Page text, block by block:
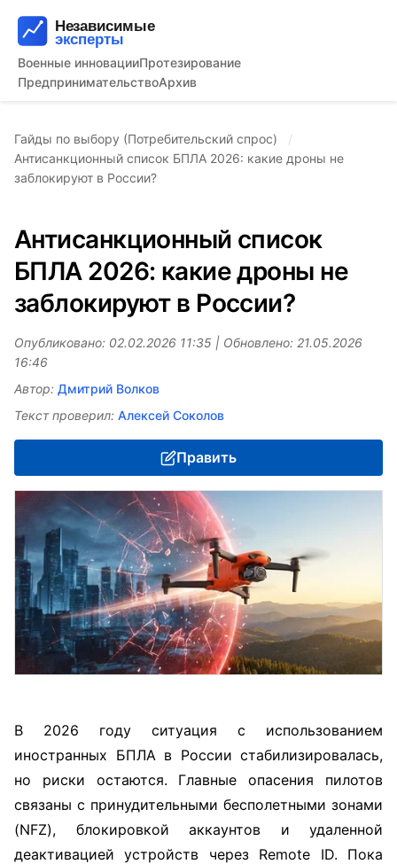
Военные инновацииПротезирование
ПредпринимательствоАрхив
Гайды по выбору (Потребительский спрос)
Антисанкционный список БПЛА 2026: какие дроны не
заблокируют в России?
Антисанкционный список
БПЛА 2026: какие дроны не
заблокируют в России?
Опубликовано: 02.02.2026 11:35 | Обновлено: 21.05.2026
16:46
Автор: Дмитрий Волков
Текст проверил: Алексей Соколов
Править
В 2026 году ситуация с использованием
иностранных БПЛА в России стабилизировалась,
но риски остаются. Главные опасения пилотов
связаны с принудительными бесполетными зонами
(NFZ), блокировкой аккаунтов и удаленной
деактивацией устройств через Remote ID. Пока